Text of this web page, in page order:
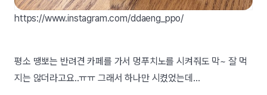
https://www.instagram.com/ddaeng_ppo/
평소 땡뽀는 반려견 카페를 가서 멍푸치노를 시켜줘도 막~ 잘 먹
지는 않더라고요..ㅠㅠ 그래서 하나만 시켰었는데...